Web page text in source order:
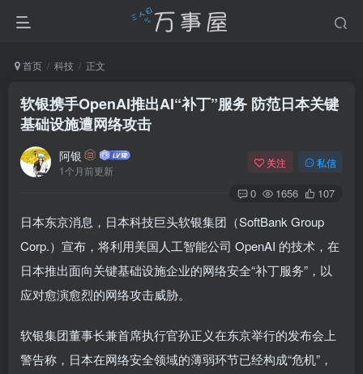
首页 科技 正文
软银携手OpenAI推出AI“补丁”服务 防范日本关键
基础设施遭网络攻击
阿银
1个月前更新
关注 私信
0 1656 107
日本东京消息，日本科技巨头软银集团（SoftBank Group
Corp.）宣布，将利用美国人工智能公司 OpenAI 的技术，在
日本推出面向关键基础设施企业的网络安全“补丁服务”，以
应对愈演愈烈的网络攻击威胁。
软银集团董事长兼首席执行官孙正义在东京举行的发布会上
警告称，日本在网络安全领域的薄弱环节已经构成“危机”，